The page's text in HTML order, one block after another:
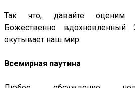
Так что, давайте оценим
Божественно
окутывает наш мир.
Всемирная паутина